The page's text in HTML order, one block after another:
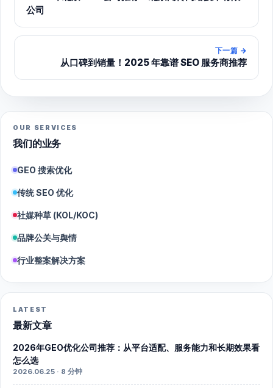
公司
下一篇 →
从口碑到销量！2025 年靠谱 SEO 服务商推荐
OUR SERVICES
我们的业务
GEO 搜索优化
传统 SEO 优化
社媒种草 (KOL/KOC)
品牌公关与舆情
行业整案解决方案
LATEST
最新文章
2026年GEO优化公司推荐：从平台适配、服务能力和长期效果看
怎么选
2026.06.25 · 8 分钟